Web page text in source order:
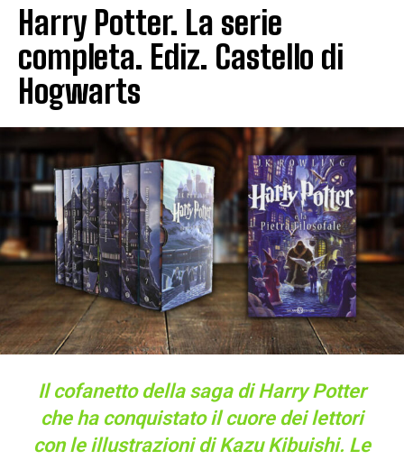
Harry Potter. La serie
completa. Ediz. Castello di
Hogwarts
Il cofanetto della saga di Harry Potter
che ha conquistato il cuore dei lettori
con le illustrazioni di Kazu Kibuishi. Le